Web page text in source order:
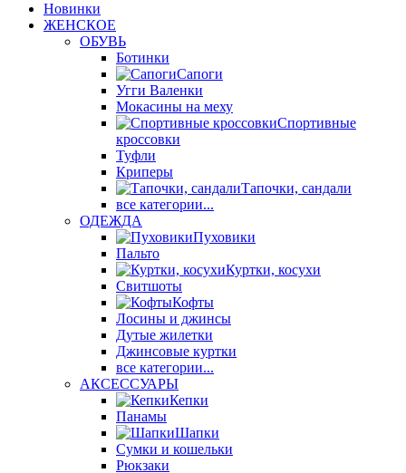
Новинки
ЖЕНСКОЕ
ОБУВЬ
Ботинки
Сапоги
Угги Валенки
Мокасины на меху
Спортивные
кроссовки
Туфли
Криперы
Тапочки, сандали
все категории...
ОДЕЖДА
Пуховики
Пальто
Куртки, косухи
Свитшоты
Кофты
Лосины и джинсы
Дутые жилетки
Джинсовые куртки
все категории...
АКСЕССУАРЫ
Кепки
Панамы
Шапки
Сумки и кошельки
Рюкзаки